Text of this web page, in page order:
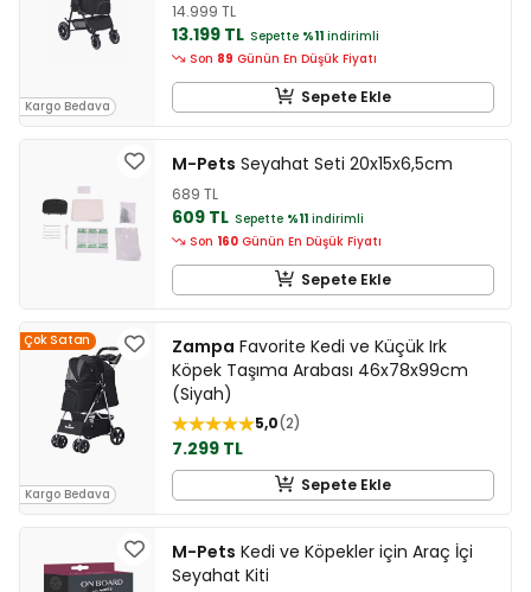
Kargo Bedava
14.999 TL
13.199 TL Sepette %11 indirimli
Son 89 Günün En Düşük Fiyatı
Sepete Ekle
M-Pets Seyahat Seti 20x15x6,5cm
689 TL
609 TL Sepette %11 indirimli
Son 160 Günün En Düşük Fiyatı
Sepete Ekle
Çok Satan
Kargo Bedava
Zampa Favorite Kedi ve Küçük Irk
Köpek Taşıma Arabası 46x78x99cm
(Siyah)
5,0 2
7.299 TL
Sepete Ekle
M-Pets Kedi ve Köpekler için Araç İçi
Seyahat Kiti